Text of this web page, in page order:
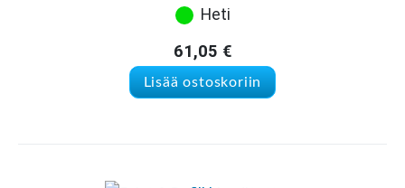
Heti
61,05 €
Lisää ostoskoriin